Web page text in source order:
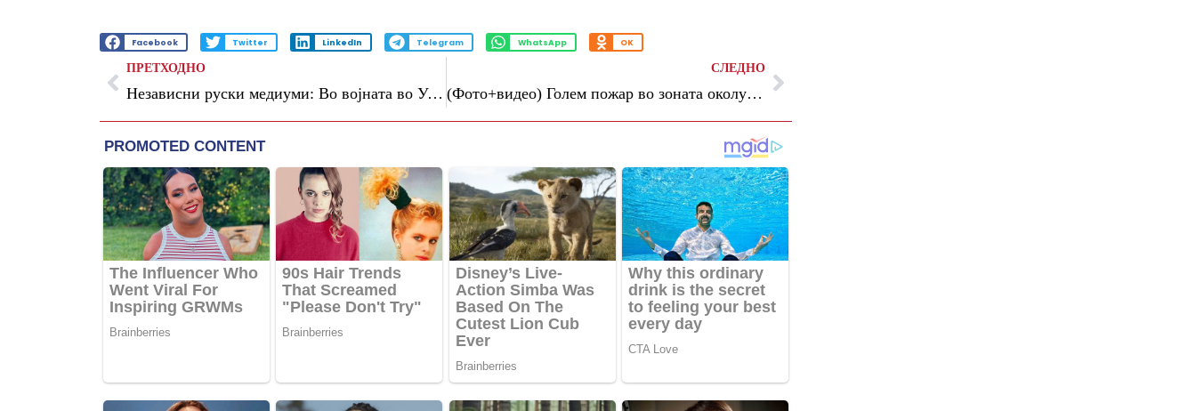
Facebook Twitter LinkedIn Telegram WhatsApp OK
ПРЕТХОДНО
Независни руски медиуми: Во војната во Украина загинале околу 352.000 руски војници
СЛЕДНО
(Фото+видео) Голем пожар во зоната околу Чернобил